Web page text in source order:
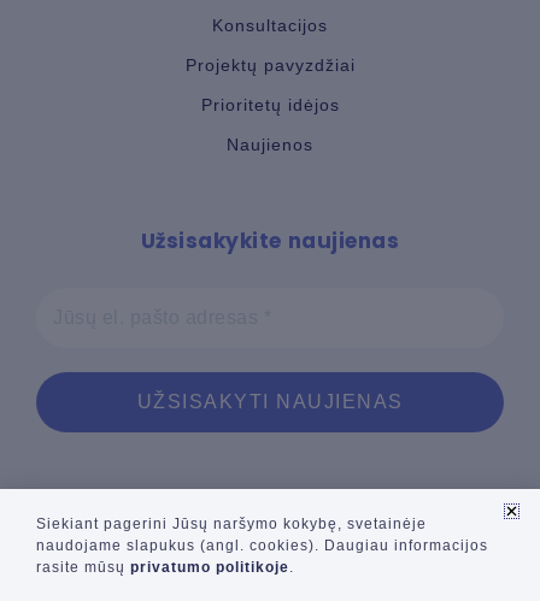
Konsultacijos
Projektų pavyzdžiai
Prioritetų idėjos
Naujienos
Užsisakykite naujienas
© 2024 Dvi konsultacijos
Siekiant pagerini Jūsų naršymo kokybę, svetainėje
naudojame slapukus (angl. cookies). Daugiau informacijos
rasite mūsų privatumo politikoje.